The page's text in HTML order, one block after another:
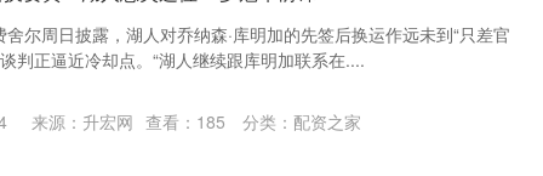
尔周日披露，湖人对乔纳森·库明加的先签后换运作远未到“只差官
判正逼近冷却点。“湖人继续跟库明加联系在....
来源：升宏网 查看： 185 分类： 配资之家